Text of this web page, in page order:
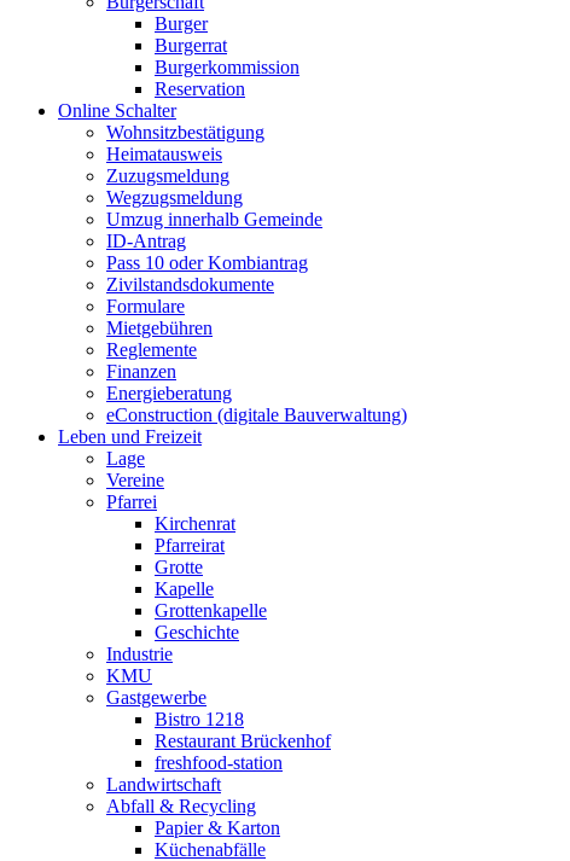
Burger
Burgerrat
Burgerkommission
Reservation
Online Schalter
Wohnsitzbestätigung
Heimatausweis
Zuzugsmeldung
Wegzugsmeldung
Umzug innerhalb Gemeinde
ID-Antrag
Pass 10 oder Kombiantrag
Zivilstandsdokumente
Formulare
Mietgebühren
Reglemente
Finanzen
Energieberatung
eConstruction (digitale Bauverwaltung)
Leben und Freizeit
Lage
Vereine
Pfarrei
Kirchenrat
Pfarreirat
Grotte
Kapelle
Grottenkapelle
Geschichte
Industrie
KMU
Gastgewerbe
Bistro 1218
Restaurant Brückenhof
freshfood-station
Landwirtschaft
Abfall & Recycling
Papier & Karton
Küchenabfälle